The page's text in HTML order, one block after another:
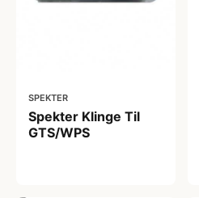
SPEKTER
Spekter Klinge Til
GTS/WPS